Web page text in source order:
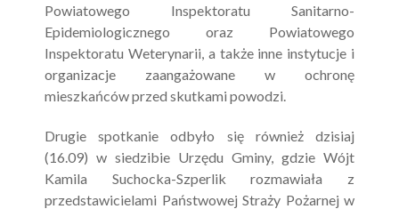
Powiatowego Inspektoratu Sanitarno-
Epidemiologicznego oraz Powiatowego
Inspektoratu Weterynarii, a także inne instytucje i
organizacje zaangażowane w ochronę
mieszkańców przed skutkami powodzi.
Drugie spotkanie odbyło się również dzisiaj
(16.09) w siedzibie Urzędu Gminy, gdzie Wójt
Kamila Suchocka-Szperlik rozmawiała z
przedstawicielami Państwowej Straży Pożarnej w